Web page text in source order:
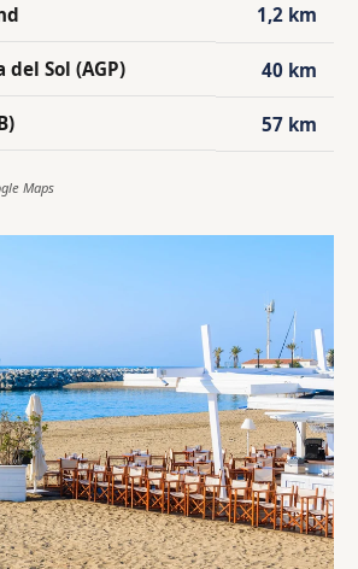
1,2 km
del Sol (AGP) 40 km
57 km
Maps